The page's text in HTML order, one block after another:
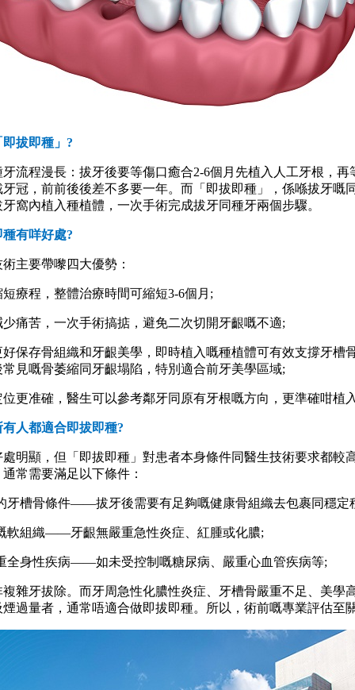
拔即種」?
程漫長：拔牙後要等傷口癒合2-6個月先植入人工牙根，再
冠，前前後後差不多要一年。而「即拔即種」，係喺拔牙嘅
窩內植入種植體，一次手術完成拔牙同種牙兩個步驟。
有咩好處?
要帶嚟四大優勢：
程，整體治療時間可縮短3-6個月;
苦，一次手術搞掂，避免二次切開牙齦嘅不適;
存骨組織和牙齦美學，即時植入嘅種植體可有效支撐牙槽
見嘅骨萎縮同牙齦塌陷，特別適合前牙美學區域;
准確，醫生可以參考鄰牙同原有牙根嘅方向，更準確咁植
人都適合即拔即種?
顯，但「即拔即種」對患者本身條件同醫生技術要求都較
常需要滿足以下條件：
骨條件——拔牙後需要有足夠嘅健康骨組織去包裹同穩定
組織——牙齦無嚴重急性炎症、紅腫或化膿;
性疾病——如未受控制嘅糖尿病、嚴重心血管疾病等;
牙拔除。而牙周急性化膿性炎症、牙槽骨嚴重不足、美學
過量者，通常唔適合做即拔即種。所以，術前嘅專業評估至